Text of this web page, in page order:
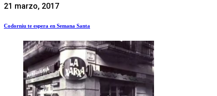
21 marzo, 2017
Codorniu te espera en Semana Santa